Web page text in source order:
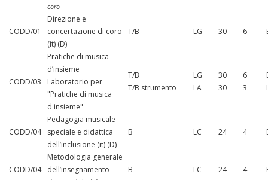
coro
CODD/01
Direzione e
concertazione di coro
(it) (D)
T/B LG 30 6
CODD/03
Pratiche di musica
d’insieme
Laboratorio per
"Pratiche di musica
d'insieme"
T/B
T/B strumento
LG
LA
30
30
6
3
CODD/04
Pedagogia musicale
speciale e didattica
dell’inclusione (it) (D)
B LC 24 4
CODD/04
Metodologia generale
dell’insegnamento
B LC 24 4